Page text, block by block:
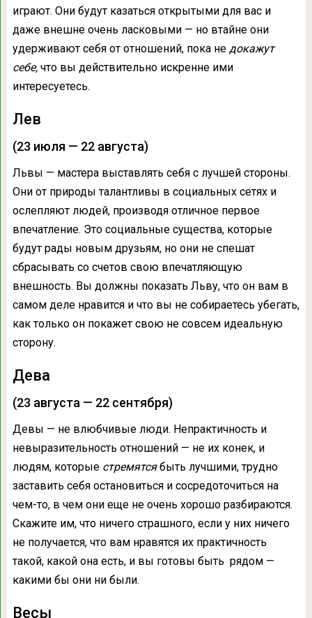
играют. Они будут казаться открытыми для вас и
даже внешне очень ласковыми — но втайне они
удерживают себя от отношений, пока не докажут
себе,что вы действительно искренне ими
интересуетесь.
Лев
(23 июля — 22 августа)
Львы — мастера выставлять себя с лучшей стороны.
Они от природы талантливы в социальных сетях и
ослепляют людей, производя отличное первое
впечатление. Это социальные существа, которые
будут рады новым друзьям, но они не спешат
сбрасывать со счетов свою впечатляющую
внешность. Вы должны показать Льву, что он вам в
самом деле нравится и что вы не собираетесь убегать,
как только он покажет свою не совсем идеальную
сторону.
Дева
(23 августа — 22 сентября)
Девы — не влюбчивые люди. Непрактичность и
невыразительность отношений — не их конек, и
людям, которые стремятсябыть лучшими, трудно
заставить себя остановиться и сосредоточиться на
чем-то, в чем они еще не очень хорошо разбираются.
Скажите им, что ничего страшного, если у них ничего
не получается, что вам нравятся их практичность
такой, какой она есть, и вы готовы быть рядом —
какими бы они ни были.
Весы